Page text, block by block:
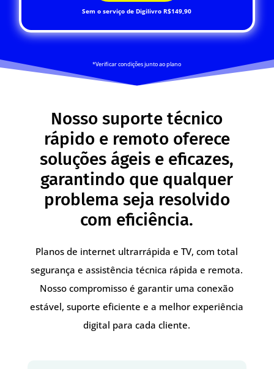
Sem o serviço de Digilivro R$149,90
*Verificar condições junto ao plano
Nosso suporte técnico
rápido e remoto oferece
soluções ágeis e eficazes,
garantindo que qualquer
problema seja resolvido
com eficiência.
Planos de internet ultrarrápida e TV, com total
segurança e assistência técnica rápida e remota.
Nosso compromisso é garantir uma conexão
estável, suporte eficiente e a melhor experiência
digital para cada cliente.